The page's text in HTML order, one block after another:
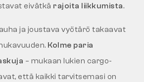
eivätkä rajoita liikkumista.
ja joustava vyötärö takaavat
Kolme paria
– mukaan lukien cargo-
että kaikki tarvitsemasi on